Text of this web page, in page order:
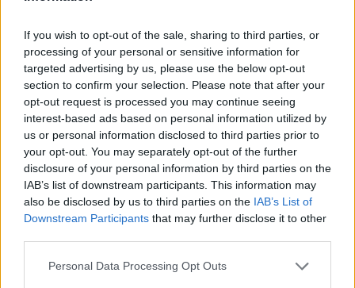
If you wish to opt-out of the sale, sharing to third parties, or
processing of your personal or sensitive information for
targeted advertising by us, please use the below opt-out
section to confirm your selection. Please note that after your
opt-out request is processed you may continue seeing
interest-based ads based on personal information utilized by
us or personal information disclosed to third parties prior to
your opt-out. You may separately opt-out of the further
disclosure of your personal information by third parties on the
IAB’s list of downstream participants. This information may
also be disclosed by us to third parties on the IAB’s List of
Downstream Participants that may further disclose it to other
Personal Data Processing Opt Outs
Eladó adatai
Eladó:BÁV ART Aukciósház és
Galéria
Cím: BÁV ZRt.
1027 Budapest, Csalogány u.
23-33.
Telefon: (06 1) 331 0513
Weboldal:http://bav-art.hu
óriási tapasztalatával, szakmai tekintélyével és